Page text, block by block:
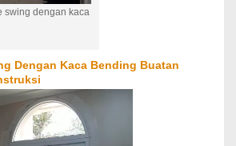
swing dengan kaca
Dengan Kaca Bending Buatan